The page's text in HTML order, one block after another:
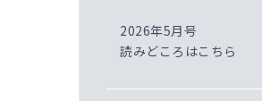
2026年5月号
読みどころはこちら